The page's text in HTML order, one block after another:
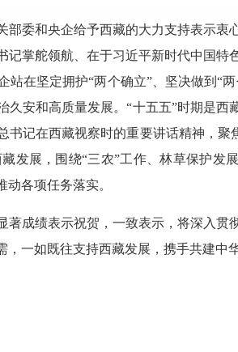
委和央企给予西藏的大力支持表示衷
掌舵领航、在于习近平新时代中国特
在坚定拥护“两个确立”、坚决做到“
安和高质量发展。“十五五”时期是西
记在西藏视察时的重要讲话精神，聚
发展，围绕“三农”工作、林草保护发
各项任务落实。
成绩表示祝贺，一致表示，将深入贯
一如既往支持西藏发展，携手共建中